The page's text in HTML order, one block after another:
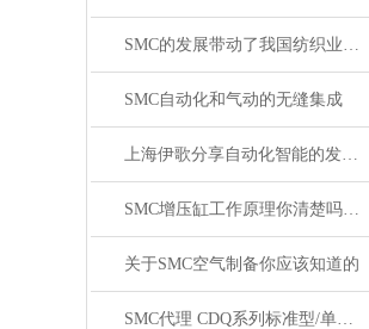
SMC的发展带动了我国纺织业的发展
SMC自动化和气动的无缝集成
上海伊歌分享自动化智能的发展这将成为现实
SMC增压缸工作原理你清楚吗？SMC气缸工作原理
关于SMC空气制备你应该知道的
SMC代理 CDQ系列标准型/单杆双作用薄型气缸原装正品